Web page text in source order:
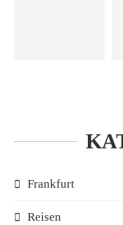
Frankfurt
Reisen